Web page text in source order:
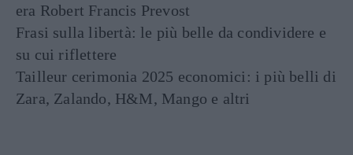
era Robert Francis Prevost
Frasi sulla libertà: le più belle da condividere e
su cui riflettere
Tailleur cerimonia 2025 economici: i più belli di
Zara, Zalando, H&M, Mango e altri